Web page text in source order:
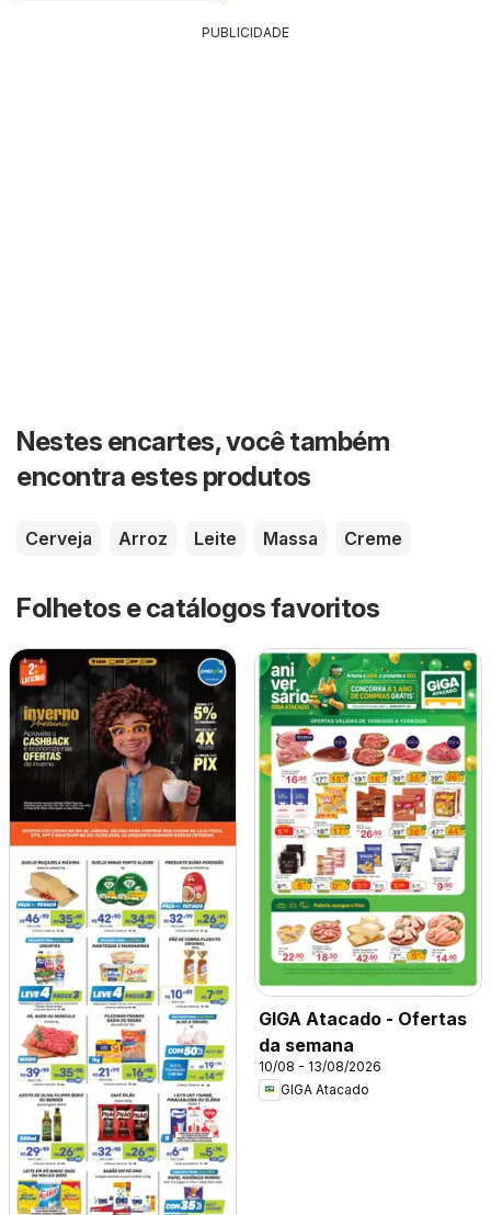
PUBLICIDADE
Nestes encartes, você também
encontra estes produtos
Cerveja Arroz Leite Massa Creme
Folhetos e catálogos favoritos
GIGA Atacado - Ofertas
da semana
10/08 - 13/08/2026
GIGA Atacado